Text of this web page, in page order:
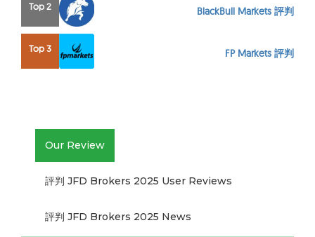
Top 2 BlackBull Markets 評判
Top 3 FP Markets 評判
Our Review
評判 JFD Brokers 2025 User Reviews
評判 JFD Brokers 2025 News